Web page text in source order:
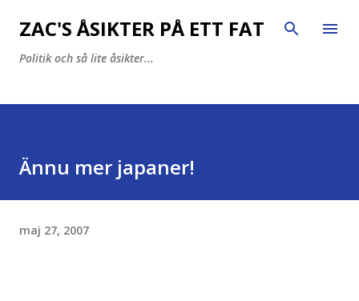
Fortsätt till huvudinnehåll
ZAC'S ÅSIKTER PÅ ETT FAT
Politik och så lite åsikter...
Ännu mer japaner!
maj 27, 2007